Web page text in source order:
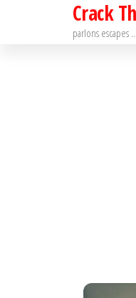
Crack
parlons escapes